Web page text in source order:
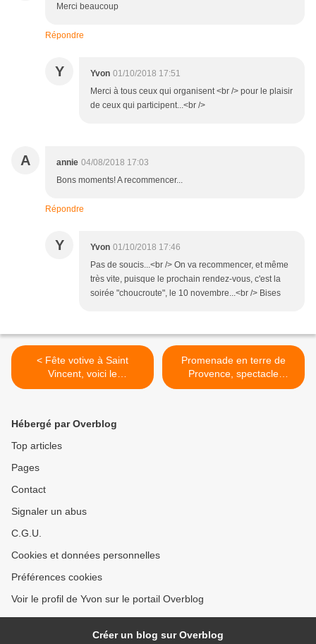
Merci beaucoup
Répondre
Y Yvon 01/10/2018 17:51
Merci à tous ceux qui organisent <br /> pour le plaisir
de ceux qui participent...<br />
A annie 04/08/2018 17:03
Bons moments! A recommencer...
Répondre
Y Yvon 01/10/2018 17:46
Pas de soucis...<br /> On va recommencer, et même
très vite, puisque le prochain rendez-vous, c'est la
soirée "choucroute", le 10 novembre...<br /> Bises
< Fête votive à Saint
Vincent, voici le
programme...
Promenade en terre de
Provence, spectacle
annulé... >
Hébergé par Overblog
Top articles
Pages
Contact
Signaler un abus
C.G.U.
Cookies et données personnelles
Préférences cookies
Voir le profil de Yvon sur le portail Overblog
Créer un blog sur Overblog